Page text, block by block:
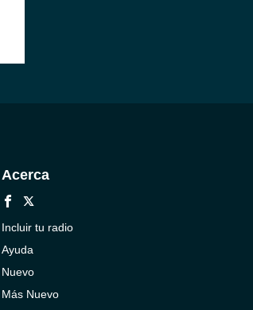
Acerca
Incluir tu radio
Ayuda
Nuevo
Más Nuevo